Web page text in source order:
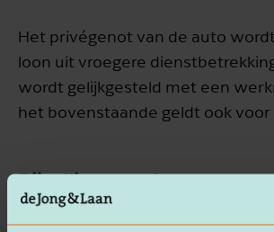
Het privégenot van de auto
loon uit vroegere
wordt gelijkgesteld met een
het bovenstaande geldt ook voor
Bijtelling voorkomen
Soms zal men een bijtelling willen